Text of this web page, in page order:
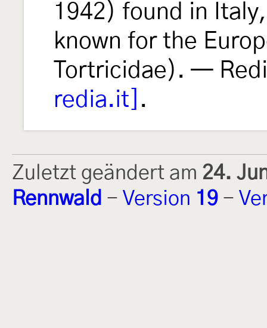
1942) found in
known for the
Tortricidae). —
redia.it] .
Zuletzt geändert am 24.
Rennwald - Version 19 -